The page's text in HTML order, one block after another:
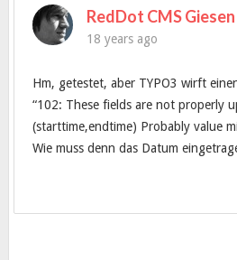
RedDot CMS Giesen
18 years ago
Hm, getestet, aber TYPO3 wirft
“102: These fields are not properly
(starttime,endtime) Probably value
Wie muss denn das Datum